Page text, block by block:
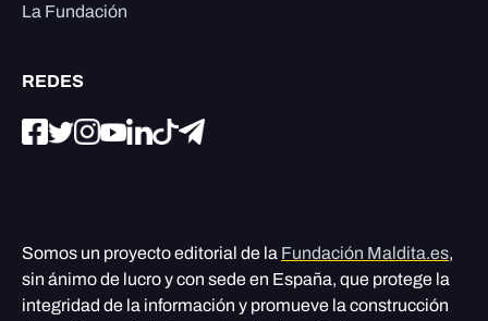
La Fundación
REDES
Somos un proyecto editorial de la Fundación Maldita.es,
sin ánimo de lucro y con sede en España, que protege la
integridad de la información y promueve la construcción